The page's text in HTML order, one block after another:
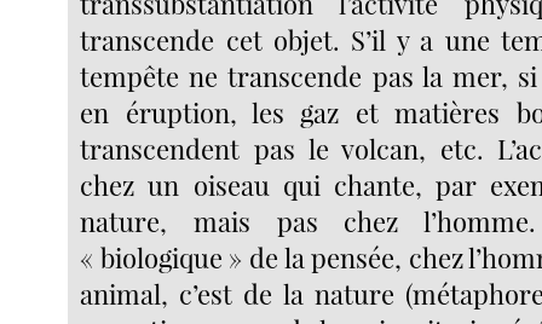
transcende cet objet. S’il y a une
tempête ne transcende pas la mer,
en éruption, les gaz et matières
transcendent pas le volcan, etc.
chez un oiseau qui chante, par
nature, mais pas chez
« biologique » de la pensée, chez
animal, c’est de la nature